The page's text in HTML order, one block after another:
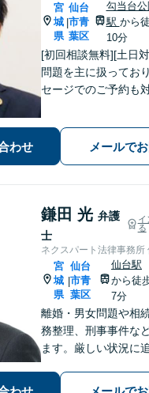
宮
城
県
|
仙台
市青
葉区
勾当台公
駅 から
10分
[初回相談無料][土日対応可] 離
問題を主に扱ってお
セージでのご予約も
in.ee/uFqpYWb
わせ メールで
鎌田 光 弁護
士
イ
る
ネクスパート法律事務所
宮
城
県
|
仙台
市青
葉区
仙台駅
から徒
7分
離婚・男女問題や相
務整理、刑事事件な
ます。厳しい状況に
し、笑顔で再出発で